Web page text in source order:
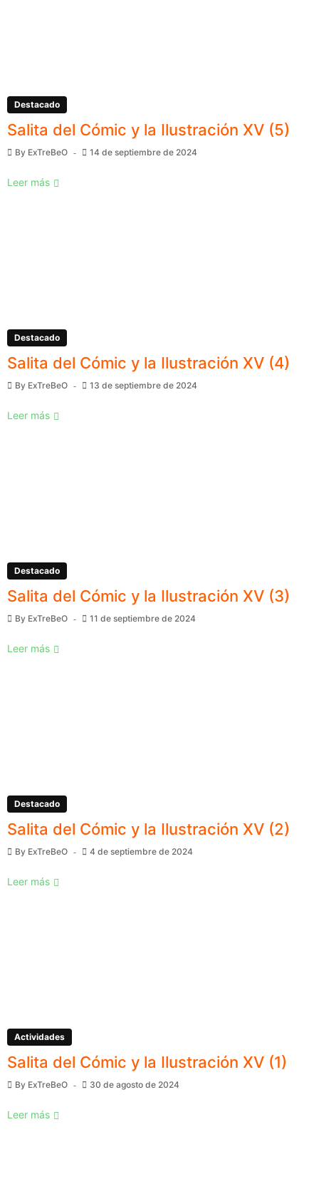
Destacado
Salita del Cómic y la Ilustración XV (5)
By ExTreBeO 14 de septiembre de 2024
Leer más
Destacado
Salita del Cómic y la Ilustración XV (4)
By ExTreBeO 13 de septiembre de 2024
Leer más
Destacado
Salita del Cómic y la Ilustración XV (3)
By ExTreBeO 11 de septiembre de 2024
Leer más
Destacado
Salita del Cómic y la Ilustración XV (2)
By ExTreBeO 4 de septiembre de 2024
Leer más
Actividades
Salita del Cómic y la Ilustración XV (1)
By ExTreBeO 30 de agosto de 2024
Leer más